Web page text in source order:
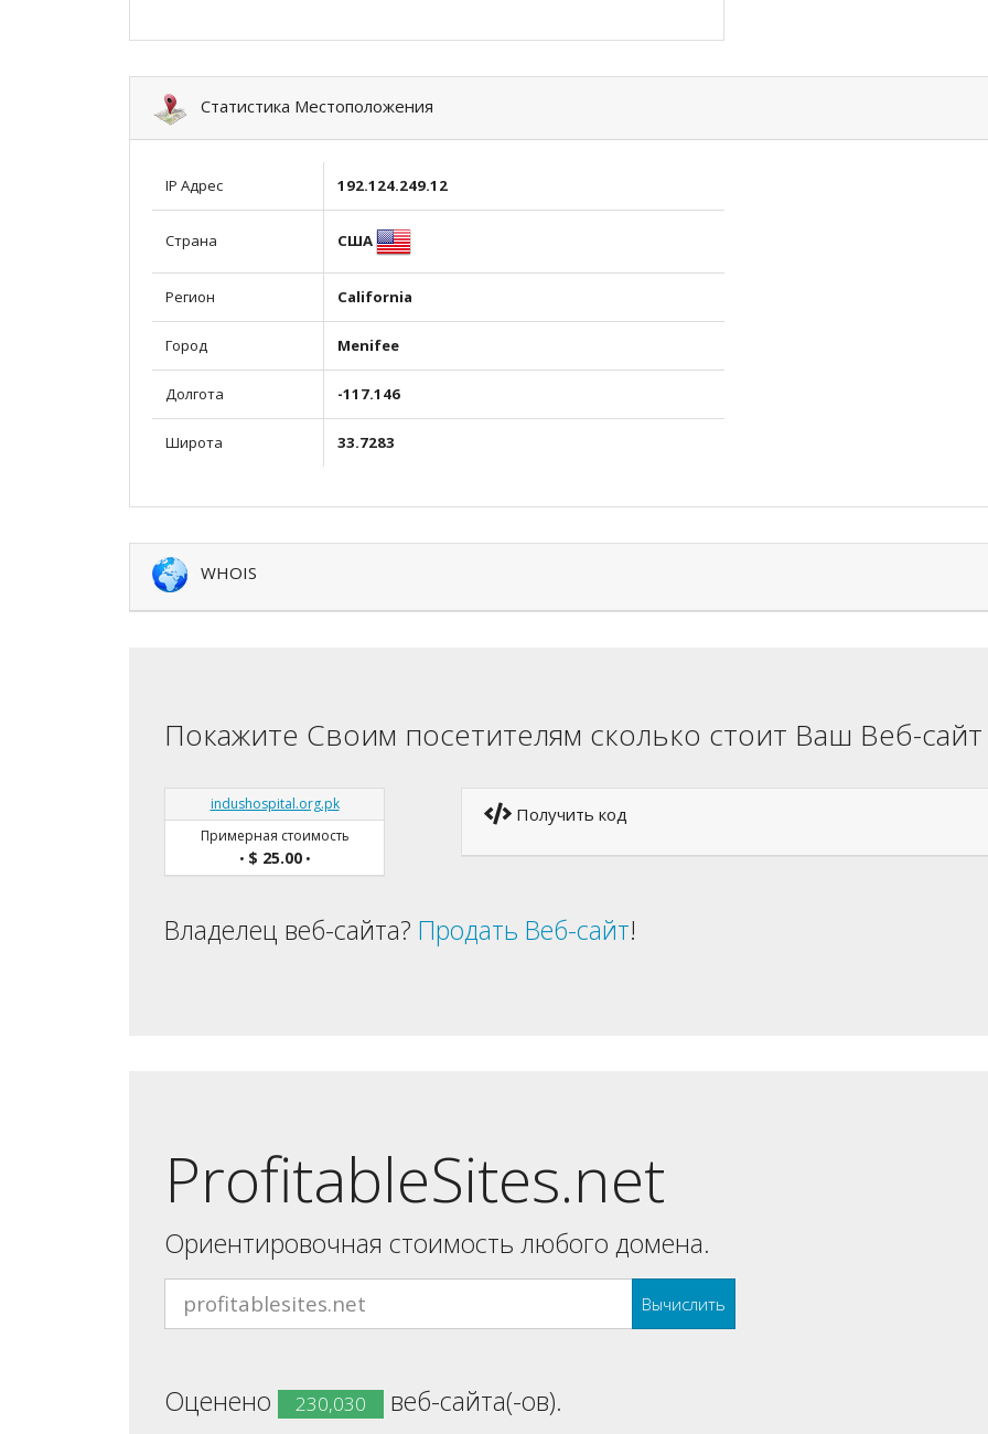
Статистика Местоположения
IP Адрес 192.124.249.12
Страна США
Регион California
Город Menifee
Долгота -117.146
Широта 33.7283
WHOIS
Покажите Своим посетителям сколько стоит Ваш Веб-сайт
indushospital.org.pk
Примерная стоимость
• $ 25.00•
Получить код
Владелец веб-сайта? Продать Веб-сайт!
ProfitableSites.net
Ориентировочная стоимость любого домена.
Вычислить
Оценено 230,030 веб-сайта(-ов).